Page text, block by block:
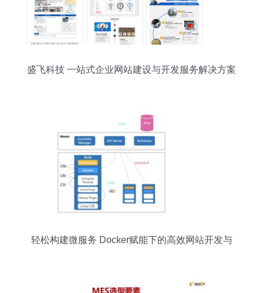
盛飞科技 一站式企业网站建设与开发服务解决方案
轻松构建微服务 Docker赋能下的高效网站开发与